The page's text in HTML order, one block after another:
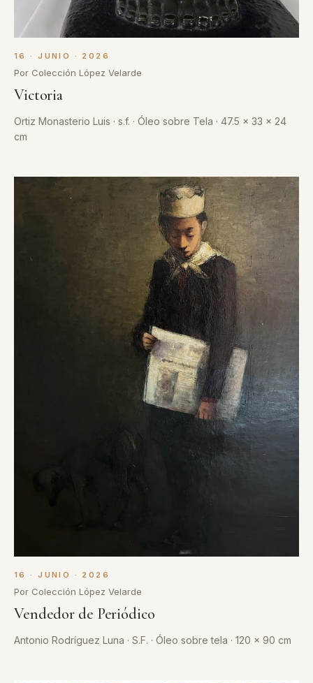
16 · JUNIO · 2026
Por Colección López Velarde
Victoria
Ortiz Monasterio Luis · s.f. · Óleo sobre Tela · 47.5 x 33 x 24
cm
16 · JUNIO · 2026
Por Colección López Velarde
Vendedor de Periódico
Antonio Rodríguez Luna · S.F. · Óleo sobre tela · 120 x 90 cm